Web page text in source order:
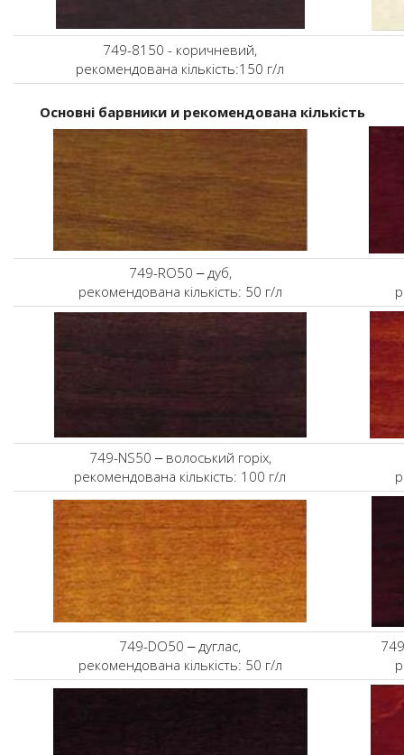
749-8150 - коричневий,
рекомендована кількість:150 г/л
Основні барвники и рекомендована кількість
749-RO50 ‒ дуб,
рекомендована кількість: 50 г/л
749-NS50 ‒ волоський горіх,
рекомендована кількість: 100 г/л
749-DO50 ‒ дуглас,
рекомендована кількість: 50 г/л